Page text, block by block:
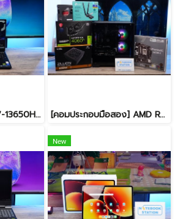
Lenovo Legion 5 i7-13650HX RTX5060(8GB) RAM16 512GB M.2 จอ15.3นิ้ว FHD+ 165Hz เกมมิ่งสเปคสูง คีย์บอร์ดไฟสีขาว ดีไซน์เรียบหรูดูทันสมัย ประกันศูนย์ยาวถึงปี2028 เครื่องพร้อมใช้งานในราคาสุดคุ้มเพียง 39,990.- [คอมประกอบมือสอง] AMD Ryzen5-7500F / RTX-4060Ti(8GB) / 16B(8GBx2) DDR5 5600MHz / 1TB SSD M.2 / ASUS PRIME A620M-K / SUPER FLOWER ZILLION 650W 80 PLUS BRONZE สเปคสูง พร้อมใช้งานในราาสุดคุ้มเพียง 24,990.-
New